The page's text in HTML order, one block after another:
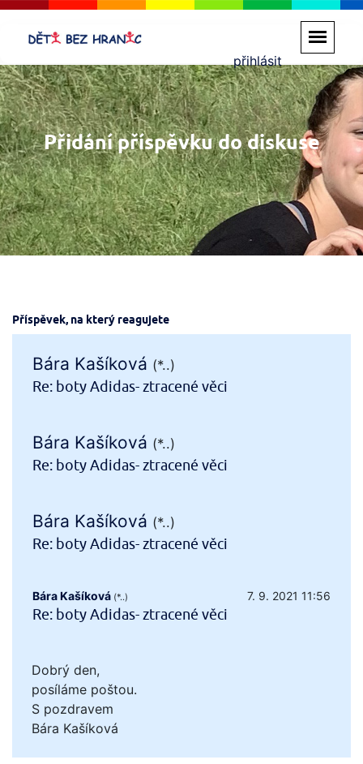
přihlásit
Přidání příspěvku do diskuse
Příspěvek, na který reagujete
Bára Kašíková (*..)
Re: boty Adidas- ztracené věci
Bára Kašíková (*..)
Re: boty Adidas- ztracené věci
Bára Kašíková (*..)
Re: boty Adidas- ztracené věci
Bára Kašíková (*..) 7. 9. 2021 11:56
Re: boty Adidas- ztracené věci
Dobrý den,
posíláme poštou.
S pozdravem
Bára Kašíková